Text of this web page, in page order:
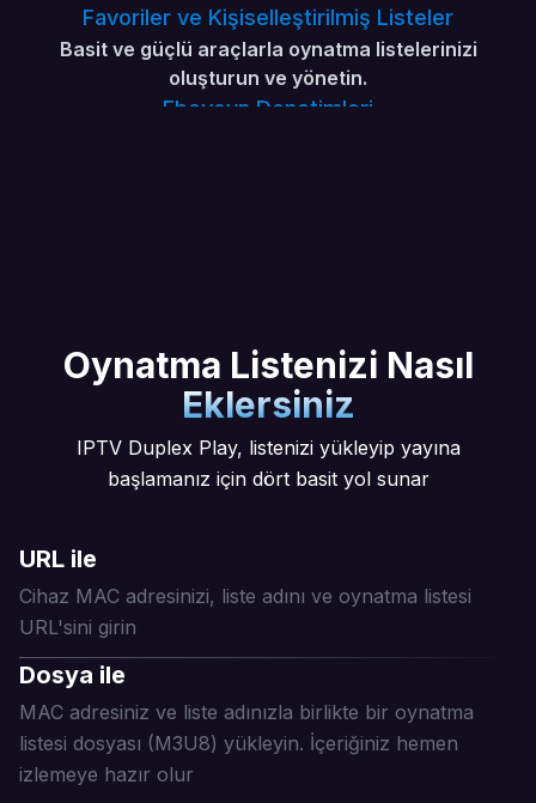
Favoriler ve Kişiselleştirilmiş Listeler
Basit ve güçlü araçlarla oynatma listelerinizi
oluşturun ve yönetin.
Ebeveyn Denetimleri
tarayıcıdan yönetin.
Oynatma Listenizi Nasıl
Eklersiniz
IPTV Duplex Play, listenizi yükleyip yayına
başlamanız için dört basit yol sunar
URL ile
Cihaz MAC adresinizi, liste adını ve oynatma listesi
URL'sini girin
Dosya ile
MAC adresiniz ve liste adınızla birlikte bir oynatma
listesi dosyası (M3U8) yükleyin. İçeriğiniz hemen
izlemeye hazır olur